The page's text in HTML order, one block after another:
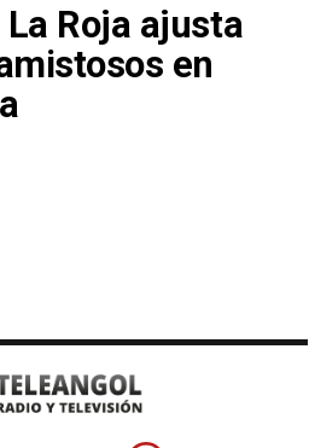
La Roja ajusta
en